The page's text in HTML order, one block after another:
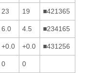
23 19 ■421365
6.0 4.5 ■234165
+0.0 +0.0 ■431256
0 0